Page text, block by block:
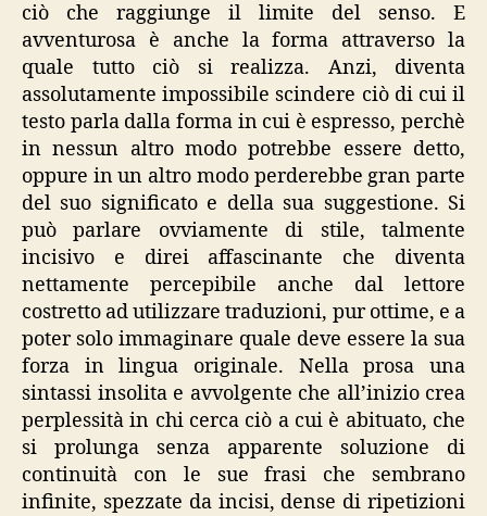
ciò che raggiunge il limite del senso. E
avventurosa è anche la forma attraverso la
quale tutto ciò si realizza. Anzi, diventa
assolutamente impossibile scindere ciò di cui il
testo parla dalla forma in cui è espresso, perchè
in nessun altro modo potrebbe essere detto,
oppure in un altro modo perderebbe gran parte
del suo significato e della sua suggestione. Si
può parlare ovviamente di stile, talmente
incisivo e direi affascinante che diventa
nettamente percepibile anche dal lettore
costretto ad utilizzare traduzioni, pur ottime, e a
poter solo immaginare quale deve essere la sua
forza in lingua originale. Nella prosa una
sintassi insolita e avvolgente che all’inizio crea
perplessità in chi cerca ciò a cui è abituato, che
si prolunga senza apparente soluzione di
continuità con le sue frasi che sembrano
infinite, spezzate da incisi, dense di ripetizioni